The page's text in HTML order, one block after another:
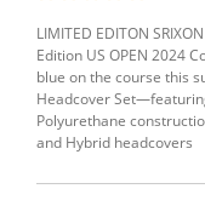
LIMITED EDITON
Edition US OPEN 2024
blue on the course this
Headcover
Polyurethane
and Hybrid headcovers